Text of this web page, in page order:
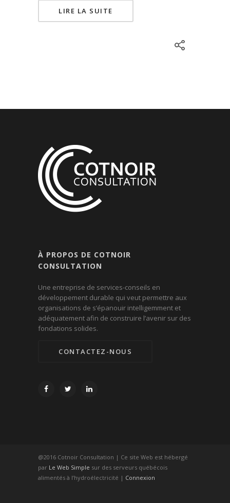
LIRE LA SUITE
À PROPOS DE COTNOIR
CONSULTATION
Une entreprise de services-conseils en
développement durable qui veut permettre aux
organisations de s’épanouir intelligemment et
adéquatement afin de construire l’avenir sur des
fondations solides.
CONTACTEZ-NOUS
@2016 Cotnoir Consultation | Ce site Web est hébergé
par Le Web Simple sur des serveurs québécois
alimentés à l’hydroélectricité | Connexion